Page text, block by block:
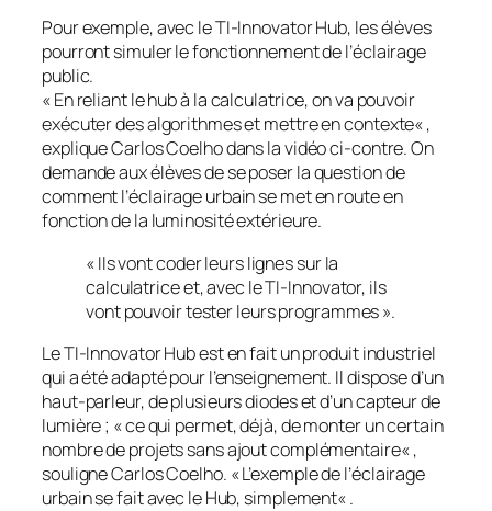
Pour exemple, avec le TI-Innovator Hub, les élèves
pourront simuler le fonctionnement de l’éclairage
public.
«En reliant le hub à la calculatrice, on va pouvoir
exécuter des algorithmes et mettre en contexte« ,
explique Carlos Coelho dans la vidéo ci-contre. On
demande aux élèves de se poser la question de
comment l’éclairage urbain se met en route en
fonction de la luminosité extérieure.
« Ils vont coder leurs lignes sur la
calculatrice et, avec le TI-Innovator, ils
vont pouvoir tester leurs programmes ».
Le TI-Innovator Hub est en fait un produit industriel
qui a été adapté pour l’enseignement. Il dispose d’un
haut-parleur, de plusieurs diodes et d’un capteur de
lumière ; «ce qui permet, déjà, de monter un certain
nombre de projets sans ajout complémentaire« ,
souligne Carlos Coelho. «L’exemple de l’éclairage
urbain se fait avec le Hub, simplement« .